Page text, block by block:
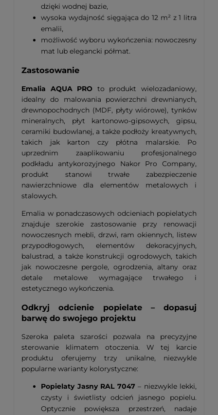
dzięki wodnej bazie,
wysoka wydajność sięgająca do 12 m² z 1 litra
emalii,
możliwość wyboru wykończenia: nowoczesny
mat lub elegancki półmat.
Zastosowanie
Emalia AQUA PRO to produkt wielozadaniowy,
idealny do malowania powierzchni drewnianych,
drewnopochodnych (MDF, płyty wiórowe), tynków
mineralnych, płyt kartonowo-gipsowych, gipsu,
ceramiki budowlanej, a także podłoży kreatywnych,
takich jak karton czy płótna malarskie. Po
uprzednim zaaplikowaniu profesjonalnego
podkładu antykorozyjnego Nakor Pro Company,
produkt stanowi trwałe zabezpieczenie
nawierzchniowe dla elementów metalowych i
stalowych.
Emalia w ponadczasowych odcieniach popielatych
znajduje szerokie zastosowanie przy renowacji
nowoczesnych mebli, drzwi, ram okiennych, listew
przypodłogowych, elementów dekoracyjnych,
balustrad, a także konstrukcji ogrodowych, takich
jak nowoczesne pergole, ogrodzenia, altany oraz
detale metalowe wymagające trwałego i
estetycznego wykończenia.
Odkryj odcienie popielate – dopasuj
barwę do swojego projektu
Szeroka paleta szarości pozwala na precyzyjne
sterowanie klimatem otoczenia. W tej karcie
produktu oferujemy trzy unikalne, niezwykle
popularne warianty kolorystyczne:
Popielaty Jasny RAL 7047– niezwykle lekki,
czysty i świetlisty odcień jasnego popielu.
Optycznie powiększa przestrzeń, nadaje